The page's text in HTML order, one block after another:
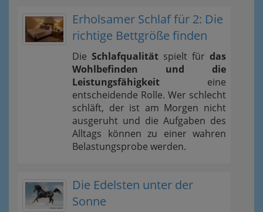
Erholsamer Schlaf für 2: Die
richtige Bettgröße finden
Die Schlafqualität spielt für das
Wohlbefinden und die
Leistungsfähigkeit eine
entscheidende Rolle. Wer schlecht
schläft, der ist am Morgen nicht
ausgeruht und die Aufgaben des
Alltags können zu einer wahren
Belastungsprobe werden.
Die Edelsten unter der
Sonne